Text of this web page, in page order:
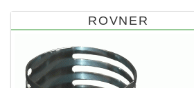
ROVNER